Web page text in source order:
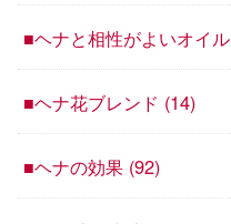
■ヘナと相性がよいオイル
■ヘナ花ブレンド (14)
■ヘナの効果 (92)